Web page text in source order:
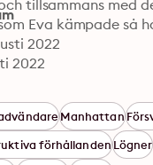
tillsammans med
Eva kämpade så
2022
2022
Manhattan
förhållandenLögner